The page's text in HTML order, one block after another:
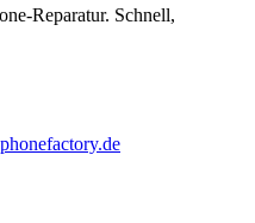
Reparatur. Schnell,